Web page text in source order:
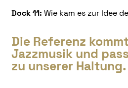
Dock 11: Wie kam es zur Idee
Die Referenz
Jazzmusik und
zu unserer Haltung.